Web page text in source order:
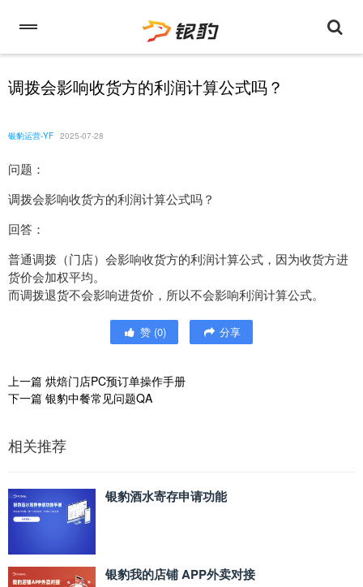
调拨会影响收货方的利润计算公式吗？
银豹运营-YF 2025-07-28
问题：
调拨会影响收货方的利润计算公式吗？
回答：
普通调拨（门店）会影响收货方的利润计算公式，因为收货方进
货价会加权平均。
而调拨退货不会影响进货价，所以不会影响利润计算公式。
赞 (0) 分享
上一篇 烘焙门店PC预订单操作手册
下一篇 银豹中餐常见问题QA
相关推荐
银豹酒水寄存申请功能
银豹我的店铺 APP外卖对接